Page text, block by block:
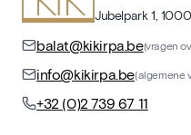
Jubelpark 1,
balat@kikirpa.be(vragen
info@kikirpa.be(algemene
+32 (0)2 739 67 11